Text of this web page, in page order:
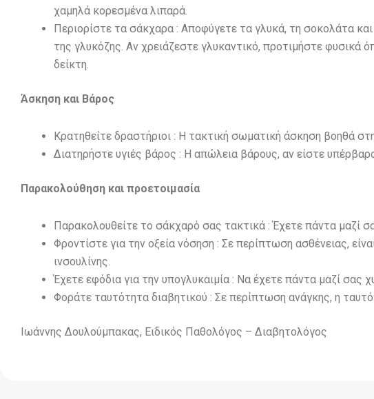
χαμηλά κορεσμένα λιπαρά.
Περιορίστε τα σάκχαρα : Αποφύγετε τα γλυκά, τη σοκολάτα
της γλυκόζης. Αν χρειάζεστε γλυκαντικό, προτιμήστε φυσικά
δείκτη.
Άσκηση και Βάρος
Κρατηθείτε δραστήριοι : Η τακτική σωματική άσκηση βοηθά
Διατηρήστε υγιές βάρος : Η απώλεια βάρους, αν είστε
Παρακολούθηση και προετοιμασία
Παρακολουθείτε το σάκχαρό σας τακτικά : Έχετε πάντα μαζί
Φροντίστε για την οξεία νόσηση : Σε περίπτωση ασθένειας,
ινσουλίνης.
Έχετε εφόδια για την υπογλυκαιμία : Να έχετε πάντα μαζί
Φοράτε ταυτότητα διαβητικού : Σε περίπτωση ανάγκης, η
Ιωάννης Δουλούμπακας, Ειδικός Παθολόγος – Διαβητολόγος